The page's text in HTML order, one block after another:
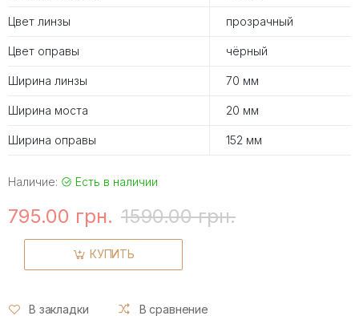
Цвет линзы прозрачный
Цвет оправы чёрный
Ширина линзы 70 мм
Ширина моста 20 мм
Ширина оправы 152 мм
Наличие: Есть в наличии
795.00 грн. 1590.00 грн.
КУПИТЬ
В закладки В сравнение